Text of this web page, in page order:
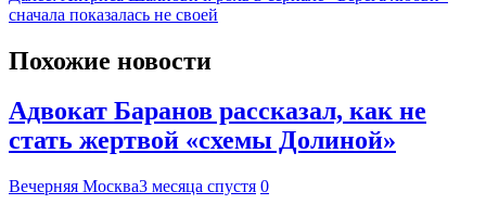
сначала показалась не своей
Похожие новости
Адвокат Баранов рассказал, как не
стать жертвой «схемы Долиной»
Вечерняя Москва3 месяца спустя 0